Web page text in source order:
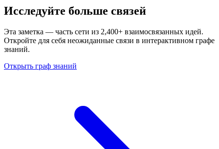
Исследуйте больше связей
Эта заметка — часть сети из 2,400+ взаимосвязанных идей.
Откройте для себя неожиданные связи в интерактивном графе
знаний.
Открыть граф знаний